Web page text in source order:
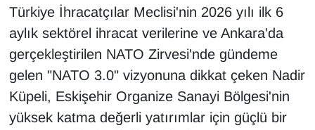
Türkiye İhracatçılar Meclisi'nin 2026 yılı ilk 6
aylık sektörel ihracat verilerine ve Ankara'da
gerçekleştirilen NATO Zirvesi'nde gündeme
gelen "NATO 3.0" vizyonuna dikkat çeken Nadir
Küpeli, Eskişehir Organize Sanayi Bölgesi'nin
yüksek katma değerli yatırımlar için güçlü bir